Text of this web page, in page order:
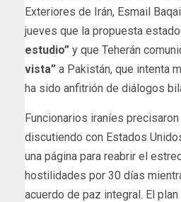
Exteriores de Irán, Esmail
jueves que la propuesta
estudio” y que Teherán
vista” a Pakistán, que intenta
ha sido anfitrión de diálogos
Funcionarios iraníes
discutiendo con Estados
una página para reabrir el
hostilidades por 30 días
acuerdo de paz integral. El